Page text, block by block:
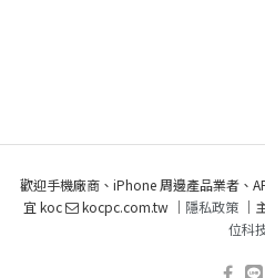
歡迎手機廠商、iPhone 周邊產品業者、
宜 koc
kocpc.com.tw ｜ 隱私政策｜
位科